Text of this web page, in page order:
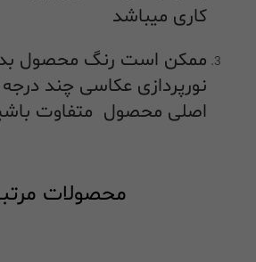
کاری میباشد
ممکن است رنگ محصول
نورپردازی عکاسی چند
اصلی محصول متفاوت
محصولات